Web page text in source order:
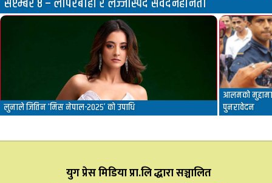
लुनाले जितिन ‘मिस नेपाल-२०२५’ को उपाधि
आलमको
पुनरावेदन
युग प्रेस मिडिया प्रा.लि द्धारा सञ्चालित